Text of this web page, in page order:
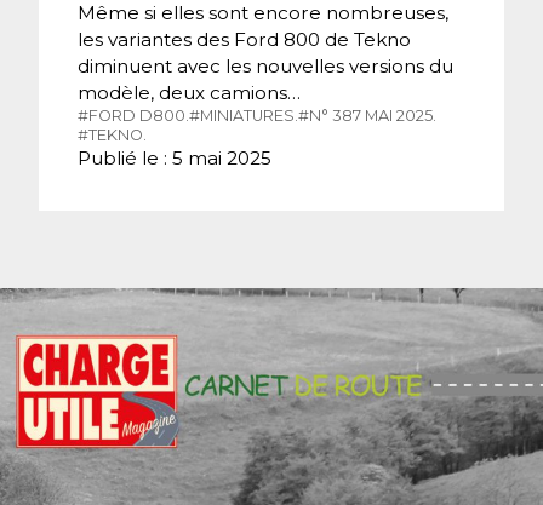
Même si elles sont encore nombreuses,
les variantes des Ford 800 de Tekno
diminuent avec les nouvelles versions du
modèle, deux camions…
#FORD D800.#MINIATURES.#N° 387 MAI 2025.
#TEKNO.
Publié le : 5 mai 2025